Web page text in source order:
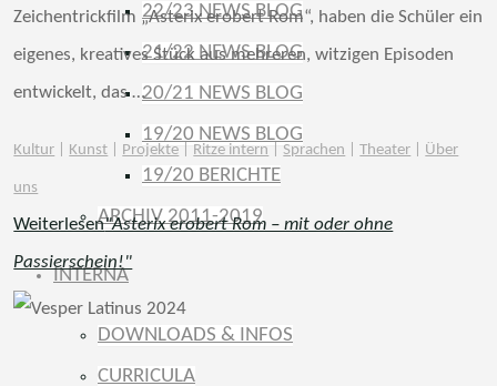
22/23 NEWS BLOG
21/22 NEWS BLOG
20/21 NEWS BLOG
19/20 NEWS BLOG
19/20 BERICHTE
ARCHIV 2011-2019
INTERNA
DOWNLOADS & INFOS
CURRICULA
Zeichentrickfilm „Asterix erobert Rom“, haben die Schüler ein
eigenes, kreatives Stück aus mehreren, witzigen Episoden
entwickelt, das …
Kultur Kunst Projekte Ritze intern Sprachen Theater Über
uns
Weiterlesen"Asterix erobert Rom – mit oder ohne
Passierschein!"